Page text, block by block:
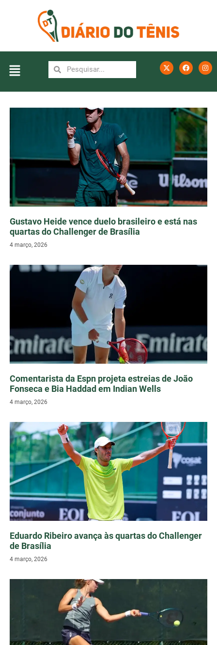
Gustavo Heide vence duelo brasileiro e está nas
quartas do Challenger de Brasília
4 março, 2026
Comentarista da Espn projeta estreias de João
Fonseca e Bia Haddad em Indian Wells
4 março, 2026
Eduardo Ribeiro avança às quartas do Challenger
de Brasília
4 março, 2026